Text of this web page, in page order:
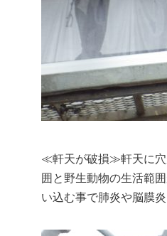
≪軒天が破損≫軒天に穴
囲と野生動物の生活範
い込む事で肺炎や脳膜